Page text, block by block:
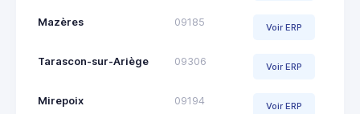
Mazères 09185 Voir ERP
Tarascon-sur-Ariège 09306 Voir ERP
Mirepoix 09194 Voir ERP